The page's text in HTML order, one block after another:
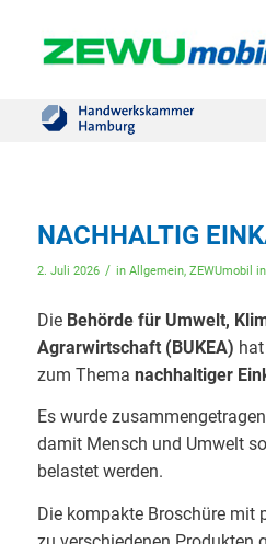
NACHHALTIG
2. Juli 2026 / in Allgemein, ZEWUmobil
Die Behörde für Umwelt,
Agrarwirtschaft (BUKEA)
zum Thema nachhaltiger
Es wurde
damit Mensch und Umwelt
belastet werden.
Die kompakte Broschüre mit